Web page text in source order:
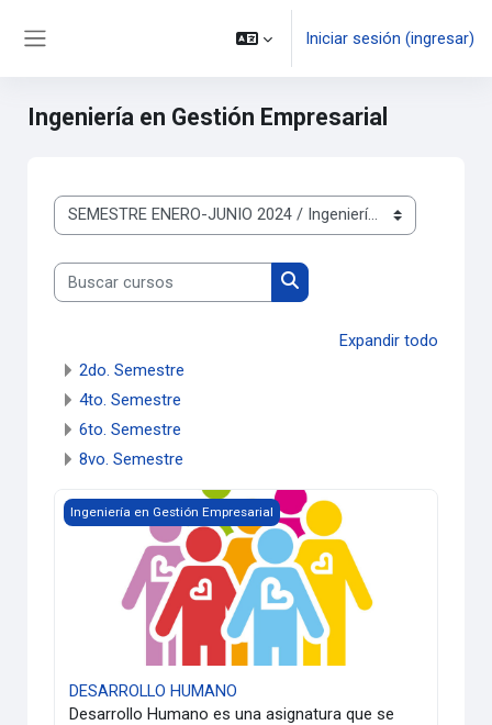
Iniciar sesión (ingresar)
Ingeniería en Gestión Empresarial
Categorías
Buscar cursos
Buscar cursos
Expandir todo
2do. Semestre
4to. Semestre
6to. Semestre
8vo. Semestre
DESARROLLO HUMANO
Ingeniería en Gestión Empresarial
DESARROLLO HUMANO
Desarrollo Humano es una asignatura que se